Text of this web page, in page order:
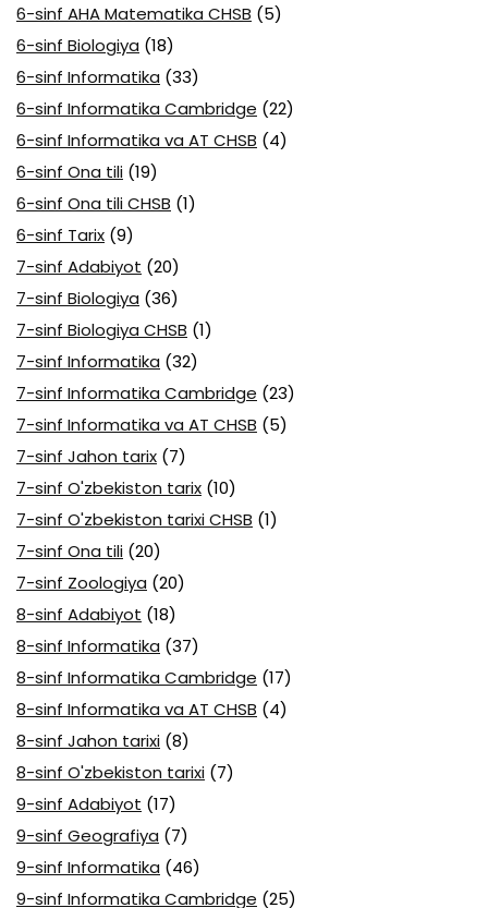
6-sinf AHA Matematika CHSB (5)
6-sinf Biologiya (18)
6-sinf Informatika (33)
6-sinf Informatika Cambridge (22)
6-sinf Informatika va AT CHSB (4)
6-sinf Ona tili (19)
6-sinf Ona tili CHSB (1)
6-sinf Tarix (9)
7-sinf Adabiyot (20)
7-sinf Biologiya (36)
7-sinf Biologiya CHSB (1)
7-sinf Informatika (32)
7-sinf Informatika Cambridge (23)
7-sinf Informatika va AT CHSB (5)
7-sinf Jahon tarix (7)
7-sinf O'zbekiston tarix (10)
7-sinf O'zbekiston tarixi CHSB (1)
7-sinf Ona tili (20)
7-sinf Zoologiya (20)
8-sinf Adabiyot (18)
8-sinf Informatika (37)
8-sinf Informatika Cambridge (17)
8-sinf Informatika va AT CHSB (4)
8-sinf Jahon tarixi (8)
8-sinf O'zbekiston tarixi (7)
9-sinf Adabiyot (17)
9-sinf Geografiya (7)
9-sinf Informatika (46)
9-sinf Informatika Cambridge (25)